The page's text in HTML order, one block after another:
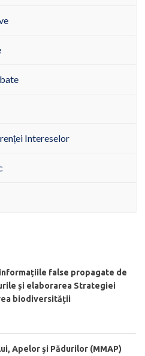
Intereselor
false propagate de
și elaborarea Strategiei
biodiversității
Apelor şi Pădurilor (MMAP)